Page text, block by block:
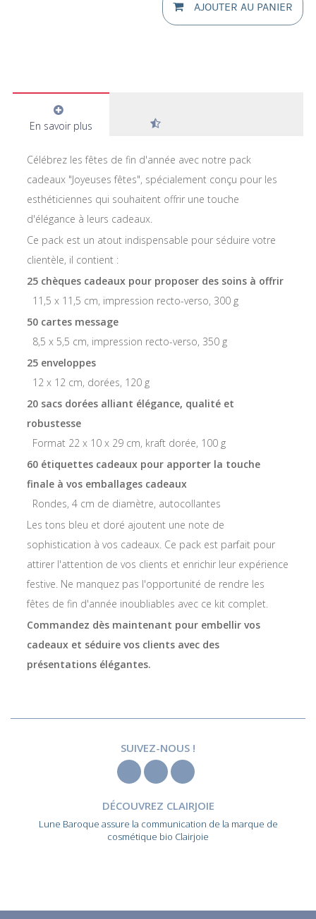
AJOUTER AU PANIER
En savoir plus
Célébrez les fêtes de fin d'année avec notre pack
cadeaux "Joyeuses fêtes", spécialement conçu pour les
esthéticiennes qui souhaitent offrir une touche
d'élégance à leurs cadeaux.
Ce pack est un atout indispensable pour séduire votre
clientèle, il contient :
25 chèques cadeaux pour proposer des soins à offrir
11,5 x 11,5 cm, impression recto-verso, 300 g
50 cartes message
8,5 x 5,5 cm, impression recto-verso, 350 g
25 enveloppes
12 x 12 cm, dorées, 120 g
20 sacs dorées alliant élégance, qualité et
robustesse
Format 22 x 10 x 29 cm, kraft dorée, 100 g
60 étiquettes cadeaux pour apporter la touche
finale à vos emballages cadeaux
Rondes, 4 cm de diamètre, autocollantes
Les tons bleu et doré ajoutent une note de
sophistication à vos cadeaux. Ce pack est parfait pour
attirer l'attention de vos clients et enrichir leur expérience
festive. Ne manquez pas l'opportunité de rendre les
fêtes de fin d'année inoubliables avec ce kit complet.
Commandez dès maintenant pour embellir vos
cadeaux et séduire vos clients avec des
présentations élégantes.
SUIVEZ-NOUS !
DÉCOUVREZ CLAIRJOIE
Lune Baroque assure la communication de la marque de
cosmétique bio Clairjoie